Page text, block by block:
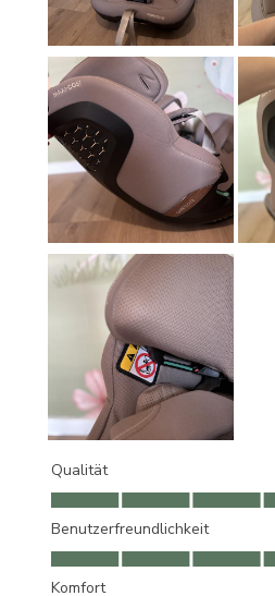
Qualität
Qualität, 5.0 von 5
Benutzerfreundlichkeit
Benutzerfreundlichkeit, 5.0 von 5
Komfort